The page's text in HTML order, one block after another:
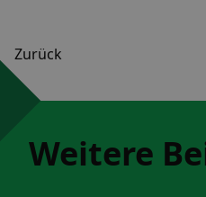
Zurück
Weitere